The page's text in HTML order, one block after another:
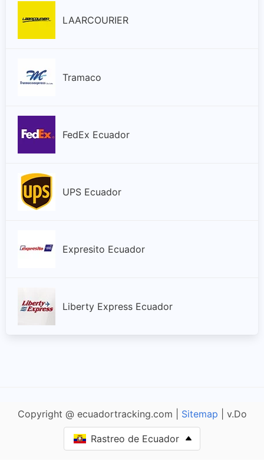
LAARCOURIER
Tramaco
FedEx Ecuador
UPS Ecuador
Expresito Ecuador
Liberty Express Ecuador
Copyright @ ecuadortracking.com | Sitemap | v.Do
Rastreo de Ecuador